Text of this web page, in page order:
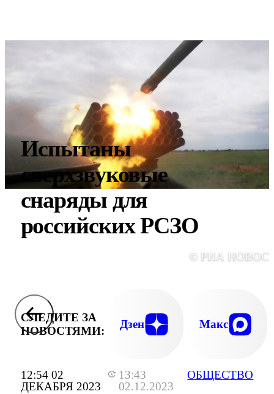
12:54 02
ДЕКАБРЯ 2023
13:43
02.12.2023
ОБЩЕСТВО
Испытаны
сверхзвуковые
снаряды для
российских РСЗО
© РИА
СЛЕДИТЕ ЗА
НОВОСТЯМИ:
Дзен Макс